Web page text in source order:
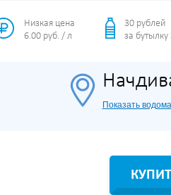
Низкая цена
6.00 руб. / л
30 рублей
за бутылку
Показать